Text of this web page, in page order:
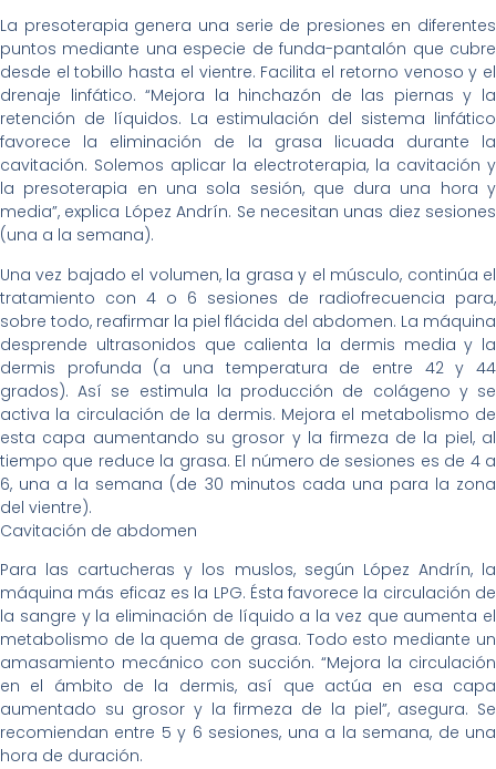
La presoterapia genera una serie de presiones en diferentes
puntos mediante una especie de funda-pantalón que cubre
desde el tobillo hasta el vientre. Facilita el retorno venoso y el
drenaje linfático. “Mejora la hinchazón de las piernas y la
retención de líquidos. La estimulación del sistema linfático
favorece la eliminación de la grasa licuada durante la
cavitación. Solemos aplicar la electroterapia, la cavitación y
la presoterapia en una sola sesión, que dura una hora y
media”, explica López Andrín. Se necesitan unas diez sesiones
(una a la semana).
Una vez bajado el volumen, la grasa y el músculo, continúa el
tratamiento con 4 o 6 sesiones de radiofrecuencia para,
sobre todo, reafirmar la piel flácida del abdomen. La máquina
desprende ultrasonidos que calienta la dermis media y la
dermis profunda (a una temperatura de entre 42 y 44
grados). Así se estimula la producción de colágeno y se
activa la circulación de la dermis. Mejora el metabolismo de
esta capa aumentando su grosor y la firmeza de la piel, al
tiempo que reduce la grasa. El número de sesiones es de 4 a
6, una a la semana (de 30 minutos cada una para la zona
del vientre).
Cavitación de abdomen
Para las cartucheras y los muslos, según López Andrín, la
máquina más eficaz es la LPG. Ésta favorece la circulación de
la sangre y la eliminación de líquido a la vez que aumenta el
metabolismo de la quema de grasa. Todo esto mediante un
amasamiento mecánico con succión. “Mejora la circulación
en el ámbito de la dermis, así que actúa en esa capa
aumentado su grosor y la firmeza de la piel”, asegura. Se
recomiendan entre 5 y 6 sesiones, una a la semana, de una
hora de duración.